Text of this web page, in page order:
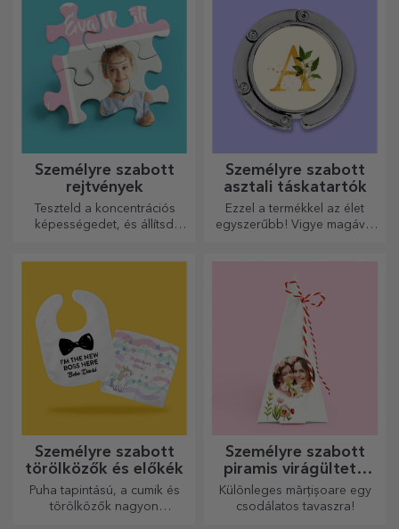
szállítással, bármilyen
alkalomra!
Személyre szabott
rejtvények
Teszteld a koncentrációs
képességedet, és állítsd
Személyre szabott
asztali táskatartók
Ezzel a termékkel az élet
egyszerűbb! Vigye magával
Személyre szabott
törölközők és előkék
Puha tapintású, a cumik és
törölközők nagyon
Személyre szabott
piramis virágültető
készletek
Különleges mărțișoare egy
csodálatos tavaszra!